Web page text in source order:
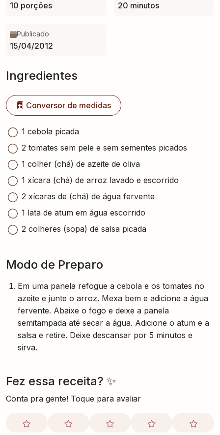
10 porções 20 minutos
Publicado
15/04/2012
Ingredientes
Conversor de medidas
1 cebola picada
2 tomates sem pele e sem sementes picados
1 colher (chá) de azeite de oliva
1 xícara (chá) de arroz lavado e escorrido
2 xícaras de (chá) de água fervente
1 lata de atum em água escorrido
2 colheres (sopa) de salsa picada
Modo de Preparo
Em uma panela refogue a cebola e os tomates no
azeite e junte o arroz. Mexa bem e adicione a água
fervente. Abaixe o fogo e deixe a panela
semitampada até secar a água. Adicione o atum e a
salsa e retire. Deixe descansar por 5 minutos e
sirva.
Fez essa receita? ✨
Conta pra gente! Toque para avaliar